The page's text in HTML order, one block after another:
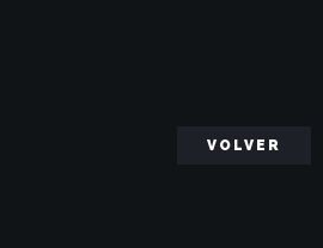
VOLVER